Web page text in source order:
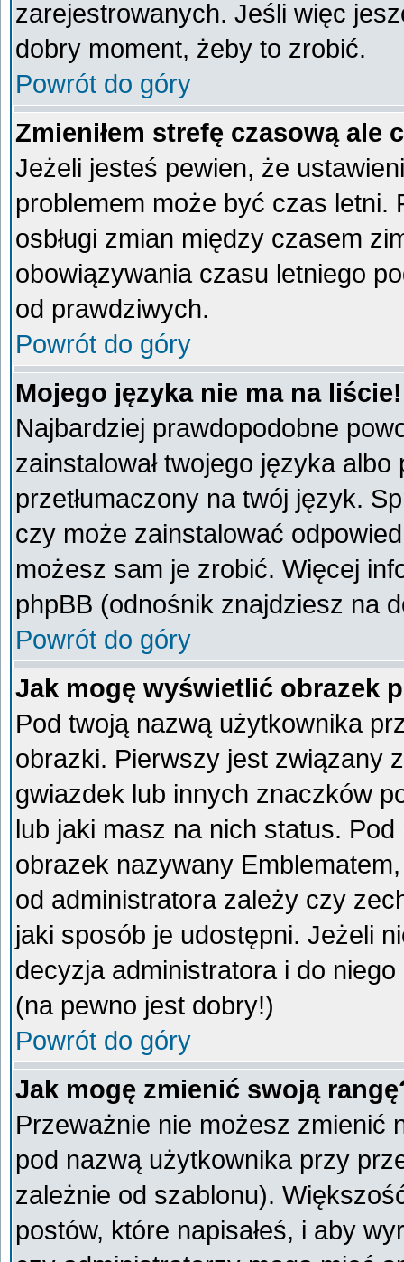
zarejestrowanych. Jeśli więc
dobry moment, żeby to zrobić.
Powrót do góry
Zmieniłem strefę czasową ale
Jeżeli jesteś pewien, że
problemem może być czas letni.
osbługi zmian między czasem
obowiązywania czasu letniego
od prawdziwych.
Powrót do góry
Mojego języka nie ma na liście!
Najbardziej prawdopodobne
zainstalował twojego języka
przetłumaczony na twój język.
czy może zainstalować
możesz sam je zrobić. Więcej
phpBB (odnośnik znajdziesz na
Powrót do góry
Jak mogę wyświetlić obrazek
Pod twoją nazwą użytkownika
obrazki. Pierwszy jest związany
gwiazdek lub innych znaczków
lub jaki masz na nich status.
obrazek nazywany
od administratora zależy czy
jaki sposób je udostępni. Jeżeli
decyzja administratora i do
(na pewno jest dobry!)
Powrót do góry
Jak mogę zmienić swoją
Przeważnie nie możesz zmienić
pod nazwą użytkownika przy
zależnie od szablonu).
postów, które napisałeś, i aby